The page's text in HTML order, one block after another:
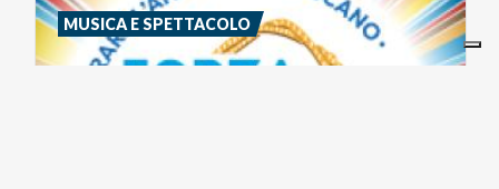
MUSICA E SPETTACOLO